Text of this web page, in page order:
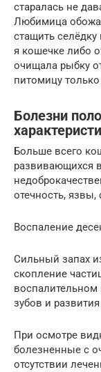
старалась не
Любимица
стащить
я кошечке либо
очищала рыбку
питомицу
Болезни
Больше всего
развивающихся
отечность,
Воспаление
Сильный запах
скопление
воспалительном
зубов и
При осмотре
болезненные с
отсутствии